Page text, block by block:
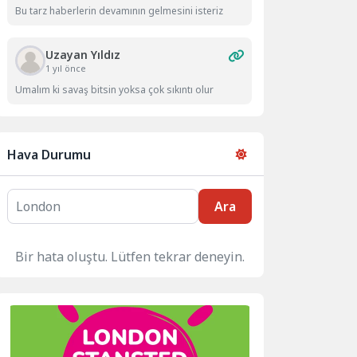
Bu tarz haberlerin devamının gelmesini isteriz
Uzayan Yıldız
1 yıl önce
Umalım ki savaş bitsin yoksa çok sıkıntı olur
Hava Durumu
Ara
Bir hata oluştu. Lütfen tekrar deneyin.